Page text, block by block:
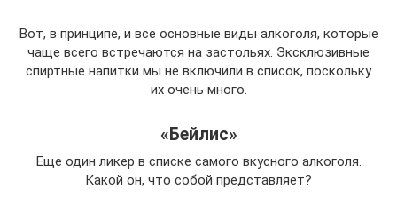
Вот, в принципе, и все основные виды алкоголя, которые
чаще всего встречаются на застольях. Эксклюзивные
спиртные напитки мы не включили в список, поскольку
их очень много.
«Бейлис»
Еще один ликер в списке самого вкусного алкоголя.
Какой он, что собой представляет?